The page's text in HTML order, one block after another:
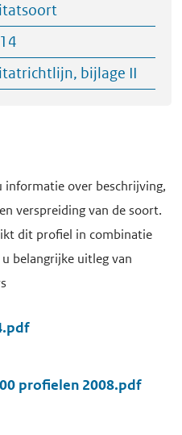
bijlage II
over beschrijving,
verspreiding van de soort.
dit profiel in combinatie
belangrijke uitleg van
profielen 2008.pdf